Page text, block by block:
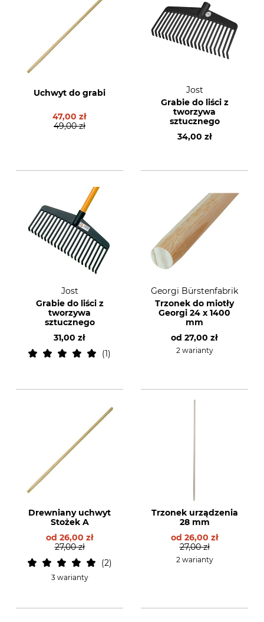
Uchwyt do grabi
47,00 zł
49,00 zł
Jost
Grabie do liści z
tworzywa
sztucznego
34,00 zł
Jost
Grabie do liści z
tworzywa
sztucznego
31,00 zł
1
Georgi Bürstenfabrik
Trzonek do miotły
Georgi 24 x 1400
mm
od 27,00 zł
2 warianty
Drewniany uchwyt
Stożek A
od 26,00 zł
27,00 zł
2
3 warianty
Trzonek urządzenia
28 mm
od 26,00 zł
27,00 zł
2 warianty